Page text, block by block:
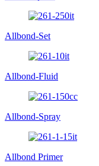
Allbond-Set
Allbond-Fluid
Allbond-Spray
Allbond Primer